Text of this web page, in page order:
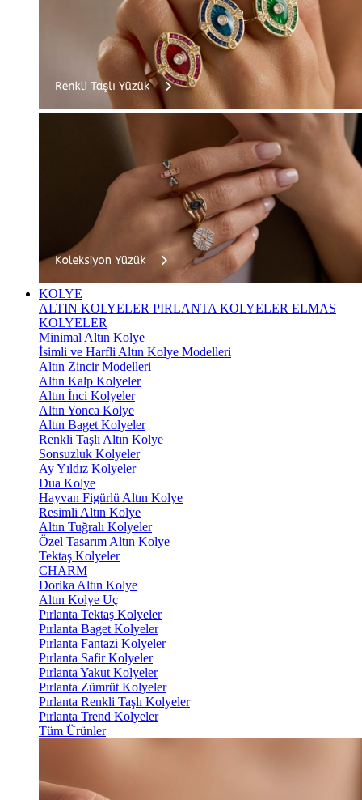
KOLYE
ALTIN KOLYELER PIRLANTA KOLYELER ELMAS
KOLYELER
Minimal Altın Kolye
İsimli ve Harfli Altın Kolye Modelleri
Altın Zincir Modelleri
Altın Kalp Kolyeler
Altın İnci Kolyeler
Altın Yonca Kolye
Altın Baget Kolyeler
Renkli Taşlı Altın Kolye
Sonsuzluk Kolyeler
Ay Yıldız Kolyeler
Dua Kolye
Hayvan Figürlü Altın Kolye
Resimli Altın Kolye
Altın Tuğralı Kolyeler
Özel Tasarım Altın Kolye
Tektaş Kolyeler
CHARM
Dorika Altın Kolye
Altın Kolye Uç
Pırlanta Tektaş Kolyeler
Pırlanta Baget Kolyeler
Pırlanta Fantazi Kolyeler
Pırlanta Safir Kolyeler
Pırlanta Yakut Kolyeler
Pırlanta Zümrüt Kolyeler
Pırlanta Renkli Taşlı Kolyeler
Pırlanta Trend Kolyeler
Tüm Ürünler